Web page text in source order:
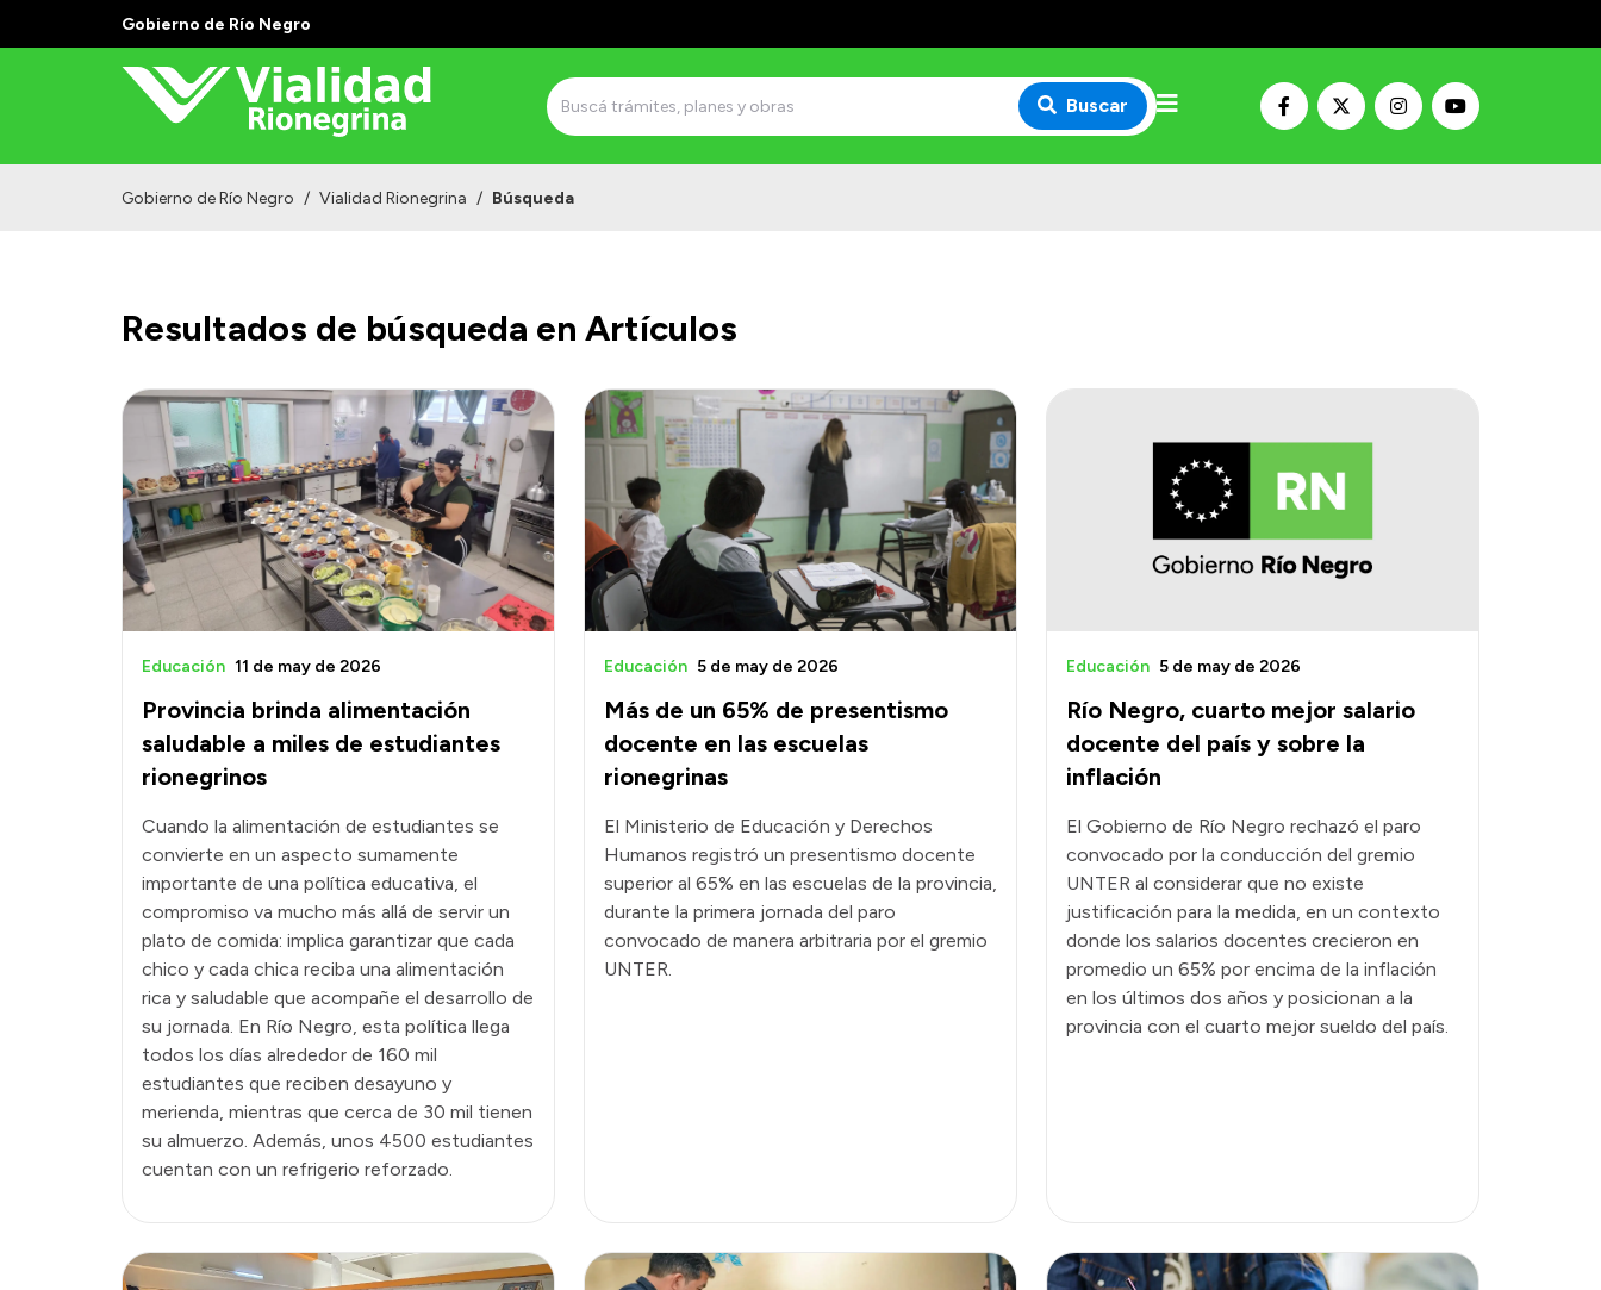
Gobierno de Río Negro
Buscar
Gobierno de Río Negro / Vialidad Rionegrina / Búsqueda
Resultados de búsqueda en Artículos
Provincia brinda alimentación
saludable a miles de estudiantes
rionegrinos
Educación 11 de may de 2026
Cuando la alimentación de estudiantes se
convierte en un aspecto sumamente
importante de una política educativa, el
compromiso va mucho más allá de servir un
plato de comida: implica garantizar que cada
chico y cada chica reciba una alimentación
rica y saludable que acompañe el desarrollo de
su jornada. En Río Negro, esta política llega
todos los días alrededor de 160 mil
estudiantes que reciben desayuno y
merienda, mientras que cerca de 30 mil tienen
su almuerzo. Además, unos 4500 estudiantes
cuentan con un refrigerio reforzado.
Más de un 65% de presentismo
docente en las escuelas
rionegrinas
Educación 5 de may de 2026
El Ministerio de Educación y Derechos
Humanos registró un presentismo docente
superior al 65% en las escuelas de la provincia,
durante la primera jornada del paro
convocado de manera arbitraria por el gremio
UNTER.
Río Negro, cuarto mejor salario
docente del país y sobre la
inflación
Educación 5 de may de 2026
El Gobierno de Río Negro rechazó el paro
convocado por la conducción del gremio
UNTER al considerar que no existe
justificación para la medida, en un contexto
donde los salarios docentes crecieron en
promedio un 65% por encima de la inflación
en los últimos dos años y posicionan a la
provincia con el cuarto mejor sueldo del país.